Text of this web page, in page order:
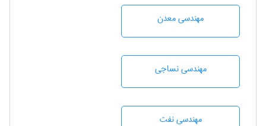
مهندسی معدن
مهندسي نساجی
مهندسی نفت